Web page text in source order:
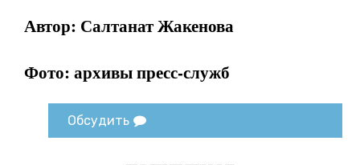
Автор: Салтанат Жакенова
Фото: архивы пресс-служб
Обсудить